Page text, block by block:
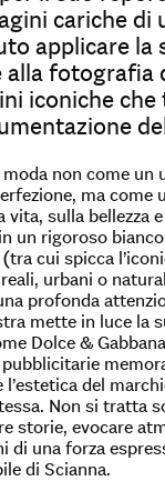
cariche di
applicare la
fotografia
iconiche
non come un
ma come
vita, sulla bellezza
un rigoroso
cui spicca
urbani o
profonda
mette in luce la
Dolce &
del
Non si tratta
storie, evocare
di una forza
di Scianna.